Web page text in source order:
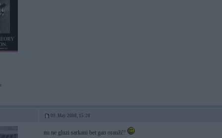
09. May 2008, 15:28
nu ne gluzi sarkani bet gan oranži!!